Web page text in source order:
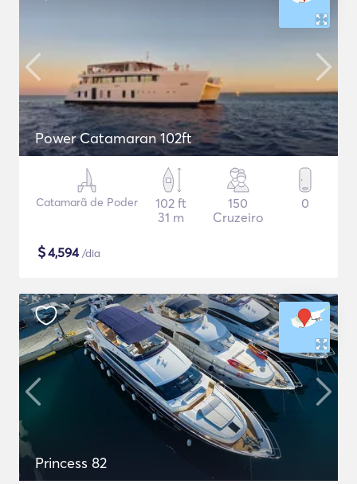
Power Catamaran 102ft
Catamarã de Poder
102 ft
31 m
150
Cruzeiro
0
$4,594/dia
Princess 82